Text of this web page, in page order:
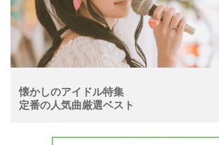
懐かしのアイドル特集
定番の人気曲厳選ベスト